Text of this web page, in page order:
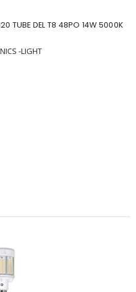
TUBE DEL T8 48PO 14W 5000K
-LIGHT